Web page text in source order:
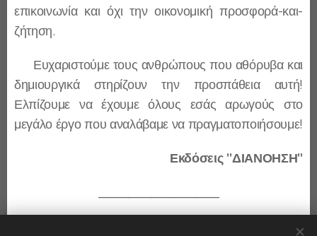
επικοινωνία και όχι την οικονομική προσφορά-και-
ζήτηση.
Ευχαριστούμε τους ανθρώπους που αθόρυβα και
δημιουργικά στηρίζουν την προσπάθεια αυτή!
Ελπίζουμε να έχουμε όλους εσάς αρωγούς στο
μεγάλο έργο που αναλάβαμε να πραγματοποιήσουμε!
Εκδόσεις "ΔΙΑΝΟΗΣΗ"
Μπορείτε να βρείτε τα βιβλία μας στο αθηναϊκό